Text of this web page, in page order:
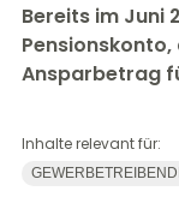
Bereits im Juni
Ansparbetrag
Inhalte relevant für: